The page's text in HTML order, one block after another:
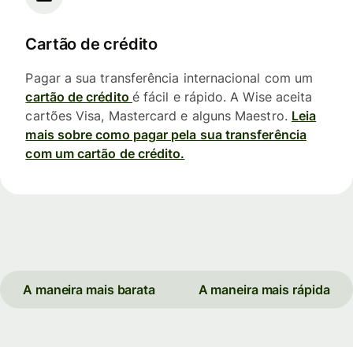
Cartão de crédito
Pagar a sua transferência internacional com um
cartão de crédito é fácil e rápido. A Wise aceita
cartões Visa, Mastercard e alguns Maestro. Leia
mais sobre como pagar pela sua transferência
com um cartão de crédito.
A maneira mais barata A maneira mais rápida